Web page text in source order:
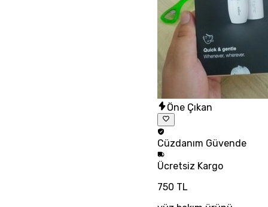
Öne Çıkan
Cüzdanım Güvende
Ücretsiz Kargo
750 TL